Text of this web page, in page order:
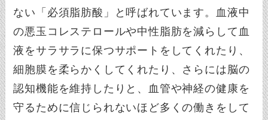
ない「必須脂肪酸」と呼ばれています。血液中
の悪玉コレステロールや中性脂肪を減らして血
液をサラサラに保つサポートをしてくれたり、
細胞膜を柔らかくしてくれたり、さらには脳の
認知機能を維持したりと、血管や神経の健康を
守るために信じられないほど多くの働きをして